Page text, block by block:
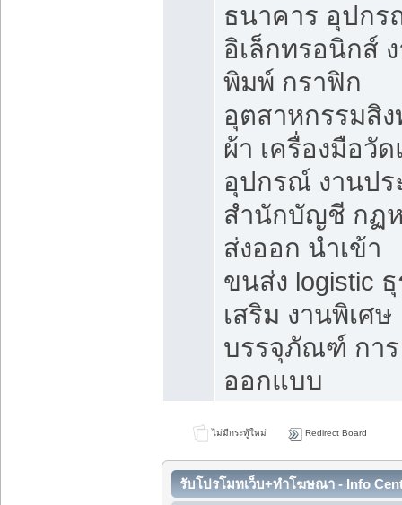
ธนาคาร อุปก
อิเล็กทรอนิกส์
พิมพ์ กราฟิก
อุตสาหกรรมสิ
ผ้า เครื่องมือวั
อุปกรณ์ งานปร
สำนักบัญชี กฏ
ส่งออก นำเข้า
ขนส่ง logistic
เสริม งานพิเศษ
บรรจุภัณฑ์ การ
ออกแบบ
ไม่มีกระทู้ใหม่ Redirect Board
รับโปรโมทเว็บ+ทำโฆษณา - Info